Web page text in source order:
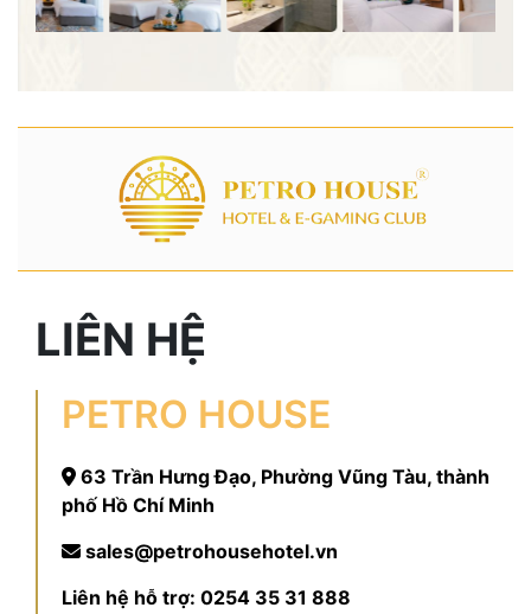
LIÊN HỆ
PETRO HOUSE
63 Trần Hưng Đạo, Phường Vũng Tàu, thành
phố Hồ Chí Minh
sales@petrohousehotel.vn
Liên hệ hỗ trợ: 0254 35 31 888